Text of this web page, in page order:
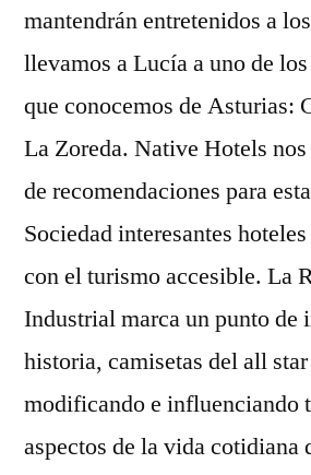
mantendrán entretenidos a
llevamos a Lucía a uno de
que conocemos de Asturias:
La Zoreda. Native Hotels nos
de recomendaciones para
Sociedad interesantes
con el turismo accesible. La
Industrial marca un punto de
historia, camisetas del all
modificando e influenciando
aspectos de la vida cotidiana